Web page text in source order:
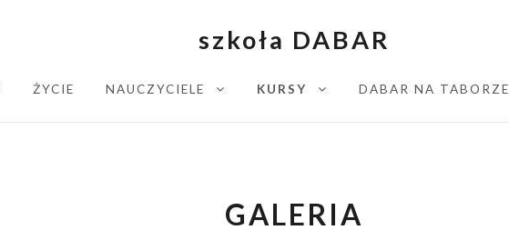
szkoła DABAR
ŻYCIE NAUCZYCIELE EXPAND CHILD MENU
KURSY EXPAND CHILD MENU
DABAR NA TABORZE
GALERIA